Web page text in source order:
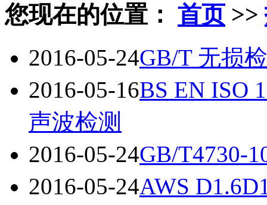
您现在的位置： 首页>>
2016-05-24GB/T 无损
2016-05-16BS EN ISO
声波检测
2016-05-24GB/T4730-
2016-05-24AWS